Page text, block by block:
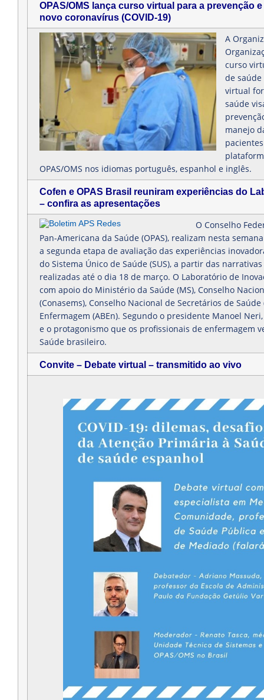
OPAS/OMS lança curso virtual para a prevenção
novo coronavírus (COVID-19)
A
curso
de saúde
virtual
saúde
manejo
OPAS/OMS nos idiomas português, espanhol e inglês.
Cofen e OPAS Brasil reuniram experiências do
– confira as apresentações
O Conselho
Pan-Americana da Saúde (OPAS), realizam nesta
a segunda etapa de avaliação das experiências
do Sistema Único de Saúde (SUS), a partir das
realizadas até o dia 18 de março. O Laboratório de
com apoio do Ministério da Saúde (MS), Conselho
(Conasems), Conselho Nacional de Secretários de
Enfermagem (ABEn). Segundo o presidente Manoel
e o protagonismo que os profissionais de enfermagem
Saúde brasileiro.
Convite – Debate virtual – transmitido ao vivo